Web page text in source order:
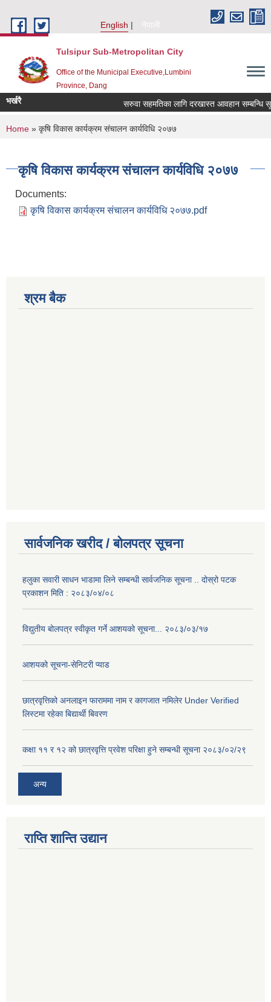
English
नेपाली
Tulsipur Sub-Metropolitan City
Office of the Municipal Executive,Lumbini
Province, Dang
भर्खरै सरुवा सहमतिका लागि दरखास्त आवहान सम्बन्धि
You are here
Home » कृषि विकास कार्यक्रम संचालन कार्यविधि २०७७
कृषि विकास कार्यक्रम संचालन कार्यविधि २०७७
Documents:
कृषि विकास कार्यक्रम संचालन कार्यविधि २०७७.pdf
श्रम बैक
सार्वजनिक खरीद / बोलपत्र सूचना
हलुका सवारी साधन भाडामा लिने सम्बन्धी सार्वजनिक सूचना .. दोस्रो पटक
प्रकाशन मिति : २०८३/०४/०८
विद्युतीय बोलपत्र स्वीकृत गर्ने आशयको सूचना... २०८३/०३/१७
आशयको सूचना-सेनिटरी प्याड
छात्रवृत्तिको अनलाइन फाराममा नाम र कागजात नमिलेर Under Verified
लिस्टमा रहेका बिद्यार्थी बिवरण
कक्षा ११ र १२ को छात्रवृत्ति प्रवेश परिक्षा हुने सम्बन्धी सूचना २०८३/०२/२९
अन्य
राप्ति शान्ति उद्यान